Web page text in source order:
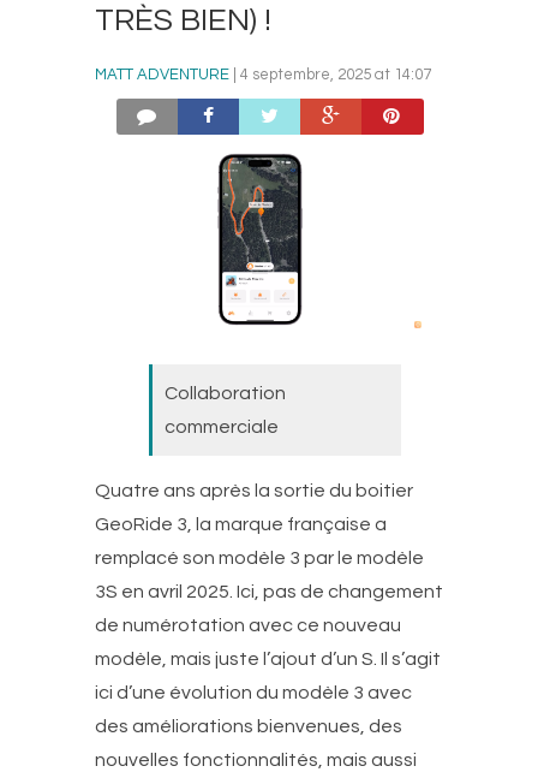
TRÈS BIEN) !
MATT ADVENTURE | 4 septembre, 2025 at 14:07
Collaboration
commerciale
Quatre ans après la sortie du boitier
GeoRide 3, la marque française a
remplacé son modèle 3 par le modèle
3S en avril 2025. Ici, pas de changement
de numérotation avec ce nouveau
modèle, mais juste l’ajout d’un S. Il s’agit
ici d’une évolution du modèle 3 avec
des améliorations bienvenues, des
nouvelles fonctionnalités, mais aussi